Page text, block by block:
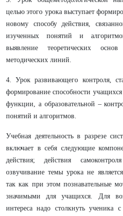
целью этого урока выступает
новому способу действия,
изученных понятий и
выявление теоретических основ
методических линий.
​​​​​​​4. Урок развивающего контроля,
формирование способности
функции, а образовательной –
понятий и алгоритмов.
Учебная деятельность в разрезе
включает в себя следующие
действия; действия
озвучивание темы урока не
так как при этом познавательные
значимыми для учащихся. Для
интереса надо столкнуть ученика